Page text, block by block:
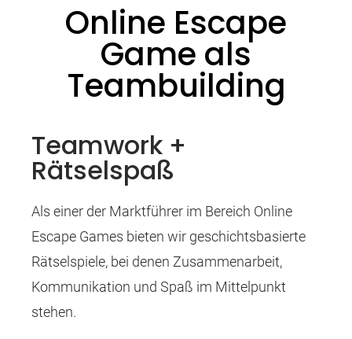
Online Escape
Game als
Teambuilding
Teamwork +
Rätselspaß
Als einer der Marktführer im Bereich Online
Escape Games bieten wir geschichtsbasierte
Rätselspiele, bei denen Zusammenarbeit,
Kommunikation und Spaß im Mittelpunkt
stehen.